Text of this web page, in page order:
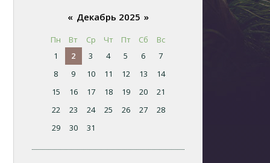
« Декабрь 2025 »
Пн Вт Ср Чт Пт Сб
Вс
1
2 3 4 5 6
7
8
9 10 11 12 13
14
15
16 17 18 19 20
21
22
23 24 25 26 27
28
29
30 31